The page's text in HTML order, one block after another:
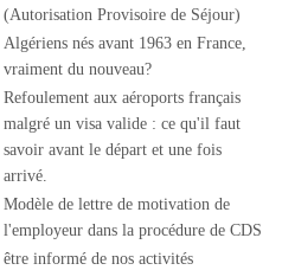
(Autorisation Provisoire de Séjour)
Algériens nés avant 1963 en France,
vraiment du nouveau?
Refoulement aux aéroports français
malgré un visa valide : ce qu'il faut
savoir avant le départ et une fois
arrivé.
Modèle de lettre de motivation de
l'employeur dans la procédure de CDS
être informé de nos activités